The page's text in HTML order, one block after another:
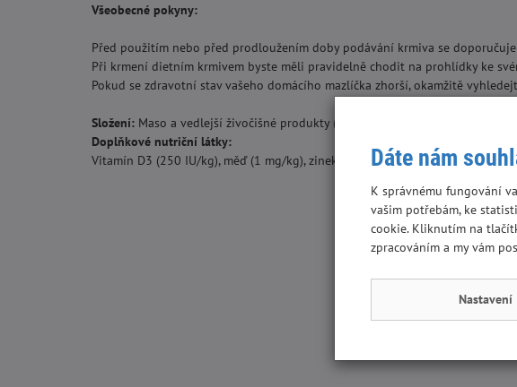
Všeobecné pokyny:
Před použitím nebo před prodloužením doby podávání krmiva se
Při krmení dietním krmivem byste měli pravidelně chodit na prohlídky ke
Pokud se zdravotní stav vašeho domácího mazlíčka zhorší, okamžitě
Složení: Maso a vedlejší živočišné produkty (hovězí, 14 % kuřecí játra,
Doplňkové nutriční látky:
Vitamín D3 (250 IU/kg), měď (1 mg/kg), zinek (11,4 mg/kg), mangan (1,4 mg/
Dáte nám
K správnému fungování
vašim potřebám, ke
cookie. Kliknutím na
zpracováním a my vám
Nastavení